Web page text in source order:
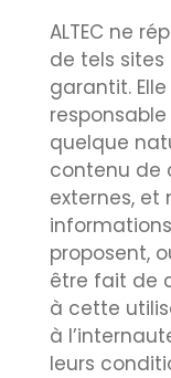
ALTEC ne
de tels sites
garantit.
quelque
contenu de
externes,
proposent,
être fait de
à cette
à
leurs